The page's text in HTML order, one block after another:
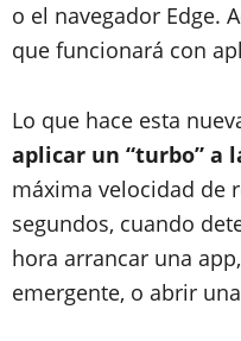
o el navegador Edge.
que funcionará con
Lo que hace esta
aplicar un “turbo” a
máxima velocidad de
segundos, cuando
hora arrancar una
emergente, o abrir